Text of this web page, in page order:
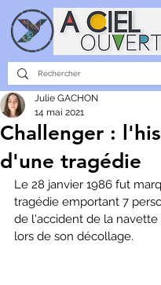
PARTENARIATS
INTERVIEWS LA PHOTO DU
Challenger :
d'une tragédie
Julie GACHON
14 mai 2021
Le 28 janvier 1986 fut
tragédie emportant 7
de l'accident de la navette
lors de son décollage.